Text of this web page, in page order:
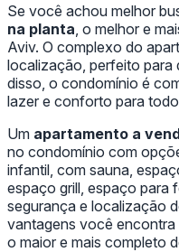
Se você achou melhor
na planta , o melhor e
Aviv. O complexo do
localização, perfeito para
disso, o condomínio é
lazer e conforto para
Um apartamento a
no condomínio com
infantil, com sauna,
espaço grill, espaço para
segurança e localização
vantagens você encontra
o maior e mais completo